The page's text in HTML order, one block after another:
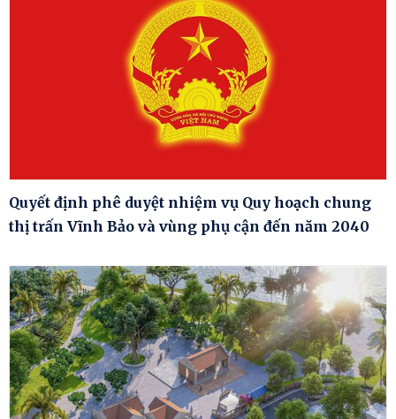
Quyết định phê duyệt nhiệm vụ Quy hoạch chung
thị trấn Vĩnh Bảo và vùng phụ cận đến năm 2040